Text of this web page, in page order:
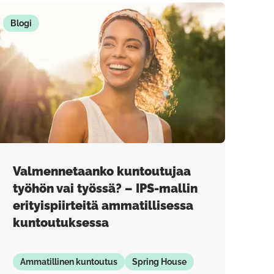
Blogi
Valmennetaanko kuntoutujaa
työhön vai työssä? – IPS-mallin
erityispiirteitä ammatillisessa
kuntoutuksessa
Ammatillinen kuntoutus Spring House